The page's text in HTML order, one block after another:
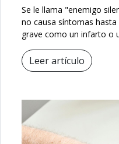
Se le llama "enemigo
no causa síntomas
grave como un infarto o
Leer artículo